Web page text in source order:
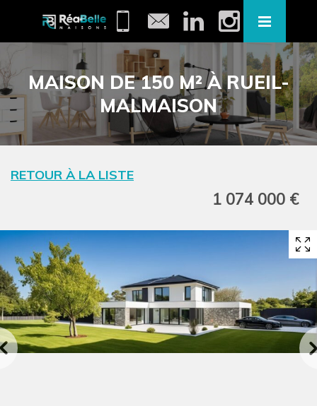
MAISON DE 150 M² À RUEIL-
MALMAISON
RETOUR À LA LISTE
1 074 000 €